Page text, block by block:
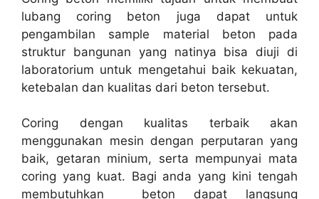
lubang coring beton juga dapat untuk
pengambilan sample material beton pada
struktur bangunan yang natinya bisa diuji di
laboratorium untuk mengetahui baik kekuatan,
ketebalan dan kualitas dari beton tersebut.
Coring dengan kualitas terbaik akan
menggunakan mesin dengan perputaran yang
baik, getaran minium, serta mempunyai mata
coring yang kuat. Bagi anda yang kini tengah
membutuhkan beton dapat langsung